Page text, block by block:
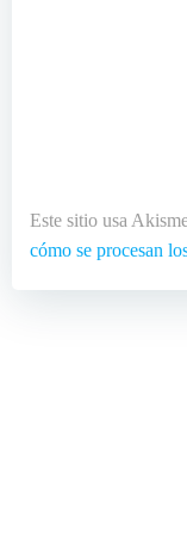
Este sitio usa
cómo se procesan